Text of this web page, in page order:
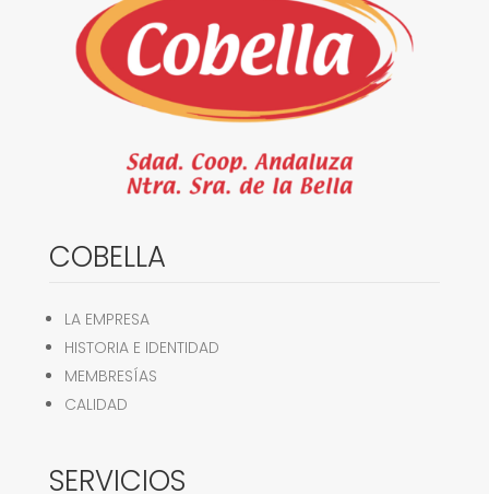
COBELLA
LA EMPRESA
HISTORIA E IDENTIDAD
MEMBRESÍAS
CALIDAD
SERVICIOS